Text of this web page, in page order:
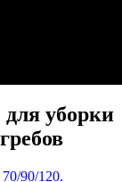
для уборки